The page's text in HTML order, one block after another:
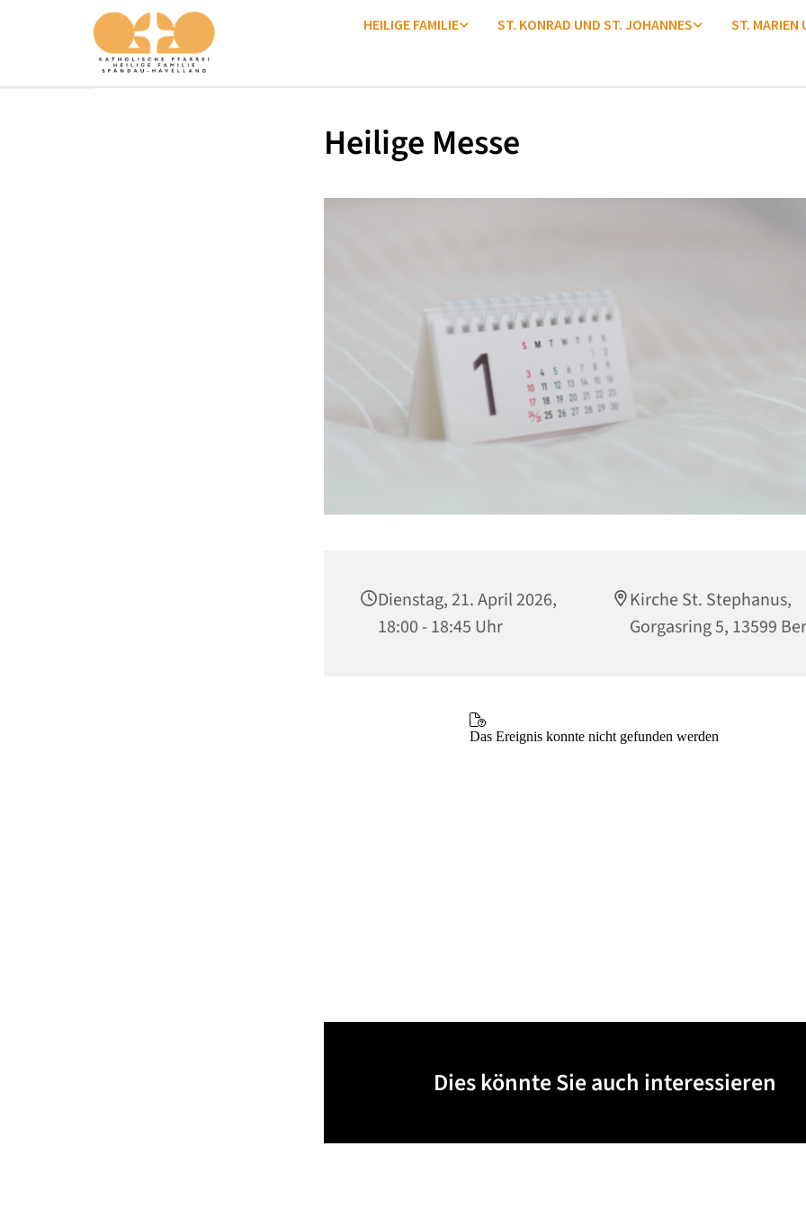
HEILIGE FAMILIE ST. KONRAD UND ST. JOHANNES ST. MARIEN
Heilige Messe
Dienstag, 21. April 2026,
18:00 - 18:45 Uhr
Kirche St. Stephanus,
Gorgasring 5, 13599
Dies könnte Sie auch interessieren